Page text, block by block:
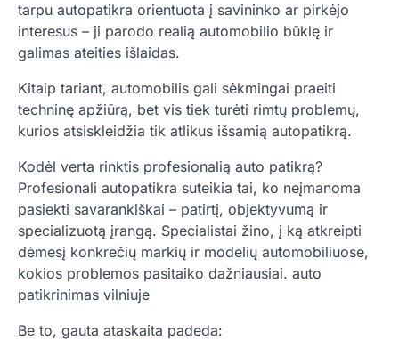
tarpu autopatikra orientuota į savininko ar pirkėjo
interesus – ji parodo realią automobilio būklę ir
galimas ateities išlaidas.
Kitaip tariant, automobilis gali sėkmingai praeiti
techninę apžiūrą, bet vis tiek turėti rimtų problemų,
kurios atsiskleidžia tik atlikus išsamią autopatikrą.
Kodėl verta rinktis profesionalią auto patikrą?
Profesionali autopatikra suteikia tai, ko neįmanoma
pasiekti savarankiškai – patirtį, objektyvumą ir
specializuotą įrangą. Specialistai žino, į ką atkreipti
dėmesį konkrečių markių ir modelių automobiliuose,
kokios problemos pasitaiko dažniausiai. auto
patikrinimas vilniuje
Be to, gauta ataskaita padeda: